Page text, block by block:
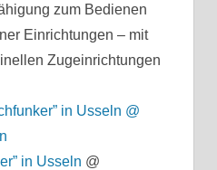
zum Bedienen
Einrichtungen – mit
Zugeinrichtungen
in Usseln @
in Usseln @